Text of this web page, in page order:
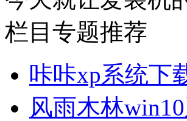
栏目专题推荐
咔咔xp系统下
风雨木林